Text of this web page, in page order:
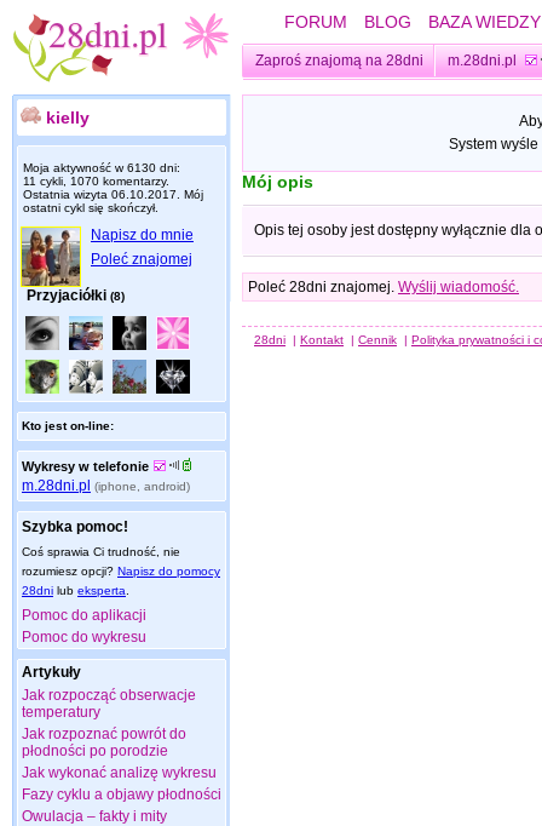
FORUM BLOG BAZA WIEDZY
Zaproś znajomą na 28dni m.28dni.pl
kielly
Moja aktywność w 6130 dni:
11 cykli, 1070 komentarzy.
Ostatnia wizyta 06.10.2017 . Mój
ostatni cykl się skończył.
Napisz do mnie
Poleć znajomej
Przyjaciółki (8)
Kto jest on-line:
Wykresy w telefonie
m.28dni.pl (iphone, android)
Szybka pomoc!
Coś sprawia Ci trudność, nie
rozumiesz opcji? Napisz do pomocy
28dni lub eksperta
Pomoc do aplikacji
Pomoc do wykresu
Artykuły
Jak rozpocząć obserwacje
temperatury
Jak rozpoznać powrót do
płodności po porodzie
Jak wykonać analizę wykresu
Fazy cyklu a objawy płodności
Owulacja – fakty i mity
System
Mój opis
Opis tej osoby jest dostępny wyłącznie dla
Poleć 28dni znajomej. Wyślij wiadomość.
28dni | Kontakt | Cennik | Polityka prywatności i